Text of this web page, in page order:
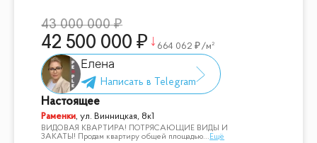
43 000 000
42 500 000 664 062 /м²
Елена
Настоящее
Раменки,ул. Винницкая, 8к1
ВИДОВАЯ КВАРТИРА! ПОТРЯСАЮЩИЕ ВИДЫ И
ЗАКАТЫ! Продам квартиру общей площадью... Ещё